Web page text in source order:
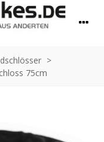
>
75cm